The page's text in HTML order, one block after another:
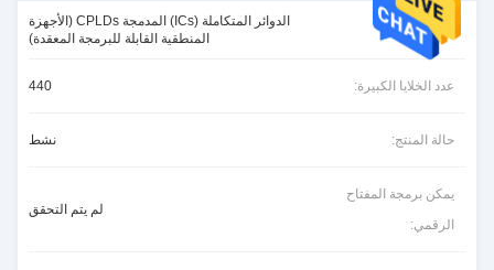
الفئة:
الدوائر المتكاملة (ICs) المدمجة CPLDs (الأجهزة
المنطقية القابلة للبرمجة المعقدة)
عدد الخلايا الكبيرة: 440
حالة المنتج: نشط
يمكن برمجة المفتاح
الرقمي:
لم يتم التحقق